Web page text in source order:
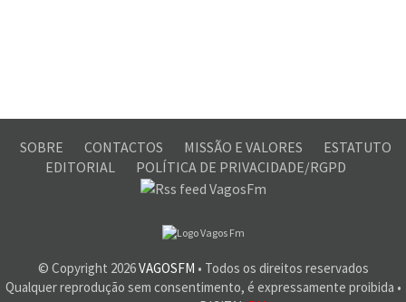
SOBRE CONTACTOS MISSÃO E VALORES
ESTATUTO
EDITORIAL
POLÍTICA DE PRIVACIDADE/RGPD
© Copyright 2026VAGOSFM • Todos os direitos reservados
Qualquer reprodução sem consentimento, é expressamente proibida •